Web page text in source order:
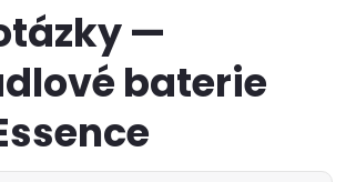
—
baterie